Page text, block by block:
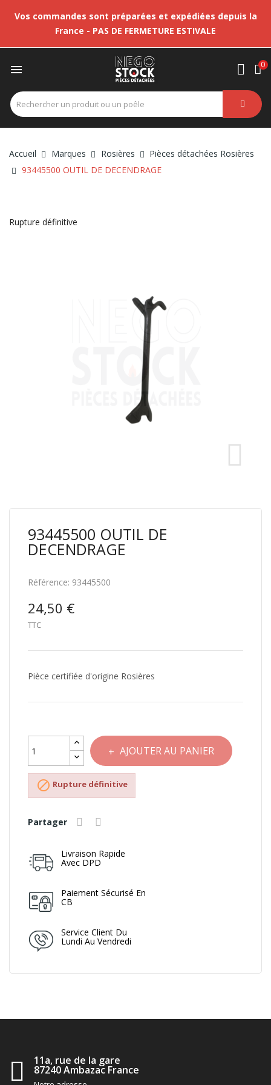
Vos commandes sont préparées et expédiées depuis la
France - PAS DE FERMETURE ESTIVALE
 0
Accueil Marques Rosières
Pièces détachées Rosières
93445500 OUTIL DE DECENDRAGE
Rupture définitive
93445500 OUTIL DE
DECENDRAGE
Référence: 93445500
24,50 €
TTC
Pièce certifiée d'origine Rosières
AJOUTER AU PANIER
 Rupture définitive
Partager
Livraison Rapide
Avec DPD
Paiement Sécurisé En
CB
Service Client Du
Lundi Au Vendredi
11a, rue de la gare
87240 Ambazac France